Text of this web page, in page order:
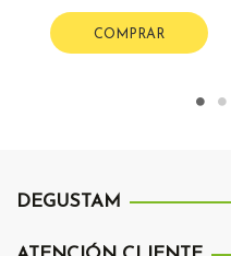
COMPRAR
DEGUSTAM